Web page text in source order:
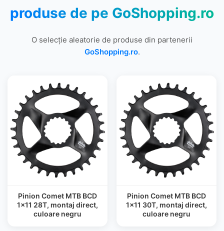
produse de pe GoShopping.ro
O selecție aleatorie de produse din partenerii
GoShopping.ro.
Pinion Comet MTB BCD
1x11 28T, montaj direct,
culoare negru
Pinion Comet MTB BCD
1x11 30T, montaj direct,
culoare negru